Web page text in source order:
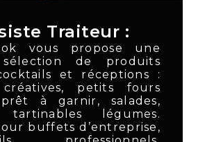
Traiteur :
vous propose une
sélection de produits
et réceptions :
créatives, petits fours
à garnir, salades,
tartinables légumes.
buffets d’entreprise,